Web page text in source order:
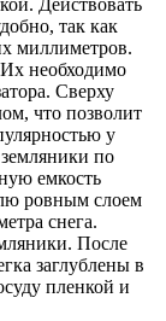
Действовать
так как
миллиметров.
Их необходимо
Сверху
что позволит
у
земляники по
емкость
ровным слоем
снега.
После
заглублены в
пленкой и